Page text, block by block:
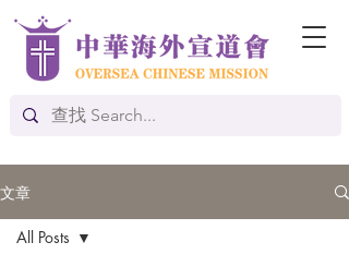
文章
All Posts